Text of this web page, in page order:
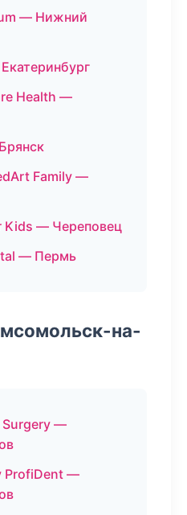
— Нижний
Health —
Family —
Kids — Череповец
— Пермь
на-
Surgery —
ProfiDent —